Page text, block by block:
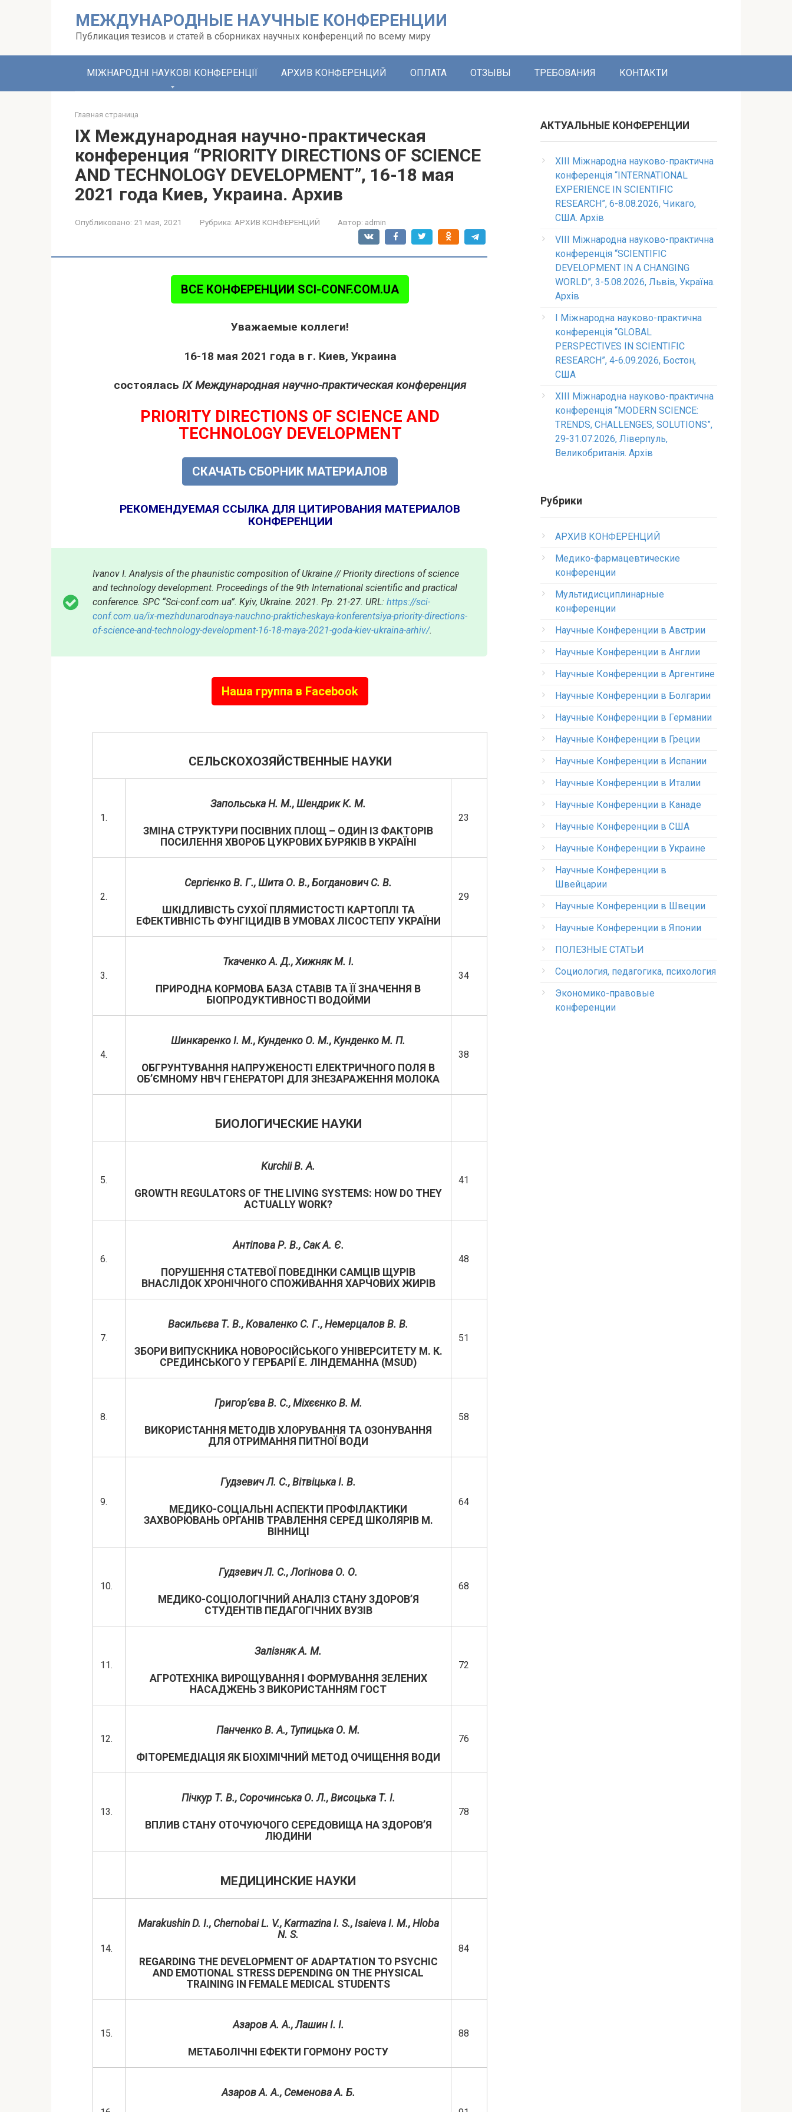
МЕЖДУНАРОДНЫЕ НАУЧНЫЕ КОНФЕРЕНЦИИ
Публикация тезисов и статей в сборниках научных конференций по всему миру
МІЖНАРОДНІ НАУКОВІ КОНФЕРЕНЦІЇ АРХИВ КОНФЕРЕНЦИЙ ОПЛАТА ОТЗЫВЫ ТРЕБОВАНИЯ КОНТАКТИ
Главная страница
IX Международная научно-практическая
конференция “PRIORITY DIRECTIONS OF SCIENCE
AND TECHNOLOGY DEVELOPMENT”, 16-18 мая
2021 года Киев, Украина. Архив
Опубликовано: 21 мая, 2021 Рубрика: АРХИВ КОНФЕРЕНЦИЙ Автор: admin
ВСЕ КОНФЕРЕНЦИИ SCI-CONF.COM.UA
Уважаемые коллеги!
16-18 мая 2021 года в г. Киев, Украина
состоялась IX Международная научно-практическая конференция
PRIORITY DIRECTIONS OF SCIENCE AND
TECHNOLOGY DEVELOPMENT
СКАЧАТЬ СБОРНИК МАТЕРИАЛОВ
РЕКОМЕНДУЕМАЯ ССЫЛКА ДЛЯ ЦИТИРОВАНИЯ МАТЕРИАЛОВ
КОНФЕРЕНЦИИ
Ivanov I. Analysis of the phaunistic composition of Ukraine // Priority directions of science
and technology development. Proceedings of the 9th International scientific and practical
conference. SPC “Sci-conf.com.ua”. Kyiv, Ukraine. 2021. Pp. 21-27. URL: https://sci-
conf.com.ua/ix-mezhdunarodnaya-nauchno-prakticheskaya-konferentsiya-priority-directions-
of-science-and-technology-development-16-18-maya-2021-goda-kiev-ukraina-arhiv/.
Наша группа в Facebook
СЕЛЬСКОХОЗЯЙСТВЕННЫЕ НАУКИ
1.
Запольська Н. М., Шендрик К. М.
ЗМІНА СТРУКТУРИ ПОСІВНИХ ПЛОЩ – ОДИН ІЗ ФАКТОРІВ
ПОСИЛЕННЯ ХВОРОБ ЦУКРОВИХ БУРЯКІВ В УКРАЇНІ
23
2.
Сергієнко В. Г., Шита О. В., Богданович С. В.
ШКІДЛИВІСТЬ СУХОЇ ПЛЯМИСТОСТІ КАРТОПЛІ ТА
ЕФЕКТИВНІСТЬ ФУНГІЦИДІВ В УМОВАХ ЛІСОСТЕПУ УКРАЇНИ
29
3.
Ткаченко А. Д., Хижняк М. І.
ПРИРОДНА КОРМОВА БАЗА СТАВІВ ТА ЇЇ ЗНАЧЕННЯ В
БІОПРОДУКТИВНОСТІ ВОДОЙМИ
34
4.
Шинкаренко І. М., Кунденко О. М., Кунденко М. П.
ОБГРУНТУВАННЯ НАПРУЖЕНОСТІ ЕЛЕКТРИЧНОГО ПОЛЯ В
ОБ’ЄМНОМУ НВЧ ГЕНЕРАТОРІ ДЛЯ ЗНЕЗАРАЖЕННЯ МОЛОКА
38
БИОЛОГИЧЕСКИЕ НАУКИ
5.
Kurchii B. A.
GROWTH REGULATORS OF THE LIVING SYSTEMS: HOW DO THEY
ACTUALLY WORK?
41
6.
Антіпова Р. В., Сак А. Є.
ПОРУШЕННЯ СТАТЕВОЇ ПОВЕДІНКИ САМЦІВ ЩУРІВ
ВНАСЛІДОК ХРОНІЧНОГО СПОЖИВАННЯ ХАРЧОВИХ ЖИРІВ
48
7.
Васильєва Т. В., Коваленко C. Г., Немерцалов В. В.
ЗБОРИ ВИПУСКНИКА НОВОРОСІЙСЬКОГО УНІВЕРСИТЕТУ М. К.
СРЕДИНСЬКОГО У ГЕРБАРІЇ Е. ЛІНДЕМАННА (MSUD)
51
8.
Григор’єва В. С., Міхєєнко В. М.
ВИКОРИСТАННЯ МЕТОДІВ ХЛОРУВАННЯ ТА ОЗОНУВАННЯ
ДЛЯ ОТРИМАННЯ ПИТНОЇ ВОДИ
58
9.
Гудзевич Л. С., Вітвіцька І. В.
МЕДИКО-СОЦІАЛЬНІ АСПЕКТИ ПРОФІЛАКТИКИ
ЗАХВОРЮВАНЬ ОРГАНІВ ТРАВЛЕННЯ СЕРЕД ШКОЛЯРІВ М.
ВІННИЦІ
64
10.
Гудзевич Л. С., Логінова О. О.
МЕДИКО-СОЦІОЛОГІЧНИЙ АНАЛІЗ СТАНУ ЗДОРОВ’Я
СТУДЕНТІВ ПЕДАГОГІЧНИХ ВУЗІВ
68
11.
Залізняк А. М.
АГРОТЕХНІКА ВИРОЩУВАННЯ І ФОРМУВАННЯ ЗЕЛЕНИХ
НАСАДЖЕНЬ З ВИКОРИСТАННЯМ ГОСТ
72
12.
Панченко В. А., Тупицька О. М.
ФІТОРЕМЕДІАЦІЯ ЯК БІОХІМІЧНИЙ МЕТОД ОЧИЩЕННЯ ВОДИ
76
13.
Пічкур Т. В., Сорочинська О. Л., Висоцька Т. І.
ВПЛИВ СТАНУ ОТОЧУЮЧОГО СЕРЕДОВИЩА НА ЗДОРОВ’Я
ЛЮДИНИ
78
МЕДИЦИНСКИЕ НАУКИ
14.
Marakushin D. I., Chernobai L. V., Karmazina I. S., Isaieva I. M., Hloba
N. S.
REGARDING THE DEVELOPMENT OF ADAPTATION TO PSYCHIC
AND EMOTIONAL STRESS DEPENDING ON THE PHYSICAL
TRAINING IN FEMALE MEDICAL STUDENTS
84
15.
Азаров А. А., Лашин І. І.
МЕТАБОЛІЧНІ ЕФЕКТИ ГОРМОНУ РОСТУ
88
Азаров А. А., Семенова А. Б.
АКТУАЛЬНЫЕ КОНФЕРЕНЦИИ
XIII Міжнародна науково-практична
конференція “INTERNATIONAL
EXPERIENCE IN SCIENTIFIC
RESEARCH”, 6-8.08.2026, Чикаго,
США. Архів
VIII Міжнародна науково-практична
конференція “SCIENTIFIC
DEVELOPMENT IN A CHANGING
WORLD”, 3-5.08.2026, Львів, Україна.
Архів
I Міжнародна науково-практична
конференція “GLOBAL
PERSPECTIVES IN SCIENTIFIC
RESEARCH”, 4-6.09.2026, Бостон,
США
XIII Міжнародна науково-практична
конференція “MODERN SCIENCE:
TRENDS, CHALLENGES, SOLUTIONS”,
29-31.07.2026, Ліверпуль,
Великобританія. Архів
Рубрики
АРХИВ КОНФЕРЕНЦИЙ
Медико-фармацевтические
конференции
Мультидисциплинарные
конференции
Научные Конференции в Австрии
Научные Конференции в Англии
Научные Конференции в Аргентине
Научные Конференции в Болгарии
Научные Конференции в Германии
Научные Конференции в Греции
Научные Конференции в Испании
Научные Конференции в Италии
Научные Конференции в Канаде
Научные Конференции в США
Научные Конференции в Украине
Научные Конференции в
Швейцарии
Научные Конференции в Швеции
Научные Конференции в Японии
ПОЛЕЗНЫЕ СТАТЬИ
Социология, педагогика, психология
Экономико-правовые
конференции